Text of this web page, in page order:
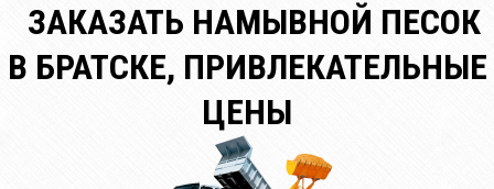
ЗАКАЗАТЬ НАМЫВНОЙ ПЕСОК
В БРАТСКЕ, ПРИВЛЕКАТЕЛЬНЫЕ
ЦЕНЫ